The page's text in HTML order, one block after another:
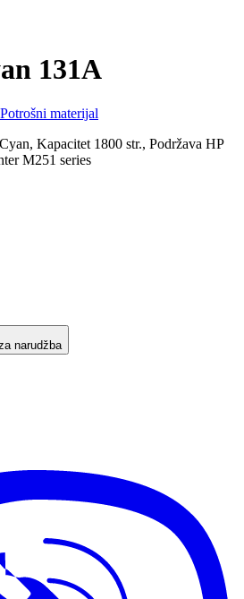
131A
Potrošni materijal
Kapacitet 1800 str., Podržava HP
M251 series
narudžba